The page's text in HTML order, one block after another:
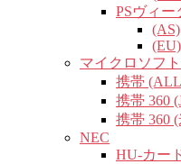
PSヴィー
(AS)
(EU)
マイクロソフト
携帯
携帯 360
携帯 360 (
NEC
HU-カー